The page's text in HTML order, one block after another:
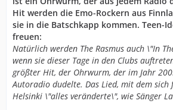
Hit werden die Emo-Rockern aus
sie in die Batschkapp kommen. Teen-
freuen:
Natürlich werden The Rasmus auch \"In
wenn sie dieser Tage in den Clubs
größter Hit, der Ohrwurm, der im Jahr
Autoradio dudelte. Das Lied, mit dem sich
Helsinki \"alles veränderte\", wie Sänger